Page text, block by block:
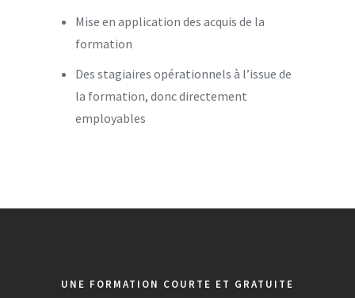
Mise en application des acquis de la
formation
Des stagiaires opérationnels à l’issue de
la formation, donc directement
employables
UNE FORMATION COURTE ET GRATUITE